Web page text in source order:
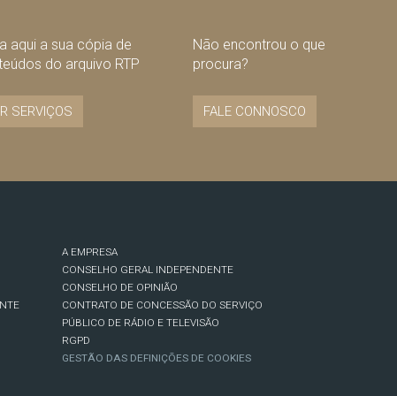
aqui a sua cópia de
do arquivo RTP
SERVIÇOS
Não encontrou o que
procura?
FALE CONNOSCO
A EMPRESA
CONSELHO GERAL INDEPENDENTE
CONSELHO DE OPINIÃO
CONTRATO DE CONCESSÃO DO SERVIÇO
PÚBLICO DE RÁDIO E TELEVISÃO
RGPD
GESTÃO DAS DEFINIÇÕES DE COOKIES